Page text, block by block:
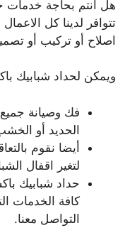
هل أنتم بحاجة خدمات
تتوافر لدينا كل
اصلاح أو تركيب أو
ويمكن لحداد شبابيك
فك وصيانة جميع
الحديد أو
أيضا نقوم
لتغير اقفال
حداد شبابيك
كافة الخدمات
التواصل معنا.